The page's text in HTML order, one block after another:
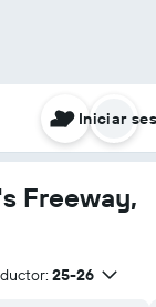
Iniciar
Freeway,
25-26